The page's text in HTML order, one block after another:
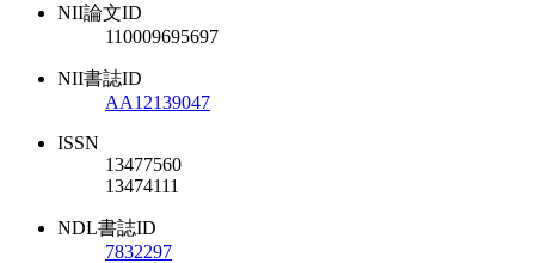
NII論文ID
110009695697
NII書誌ID
AA12139047
ISSN
13477560
13474111
NDL書誌ID
7832297